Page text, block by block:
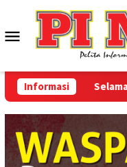
konten
Menu
Mobile
Informasi Selamat